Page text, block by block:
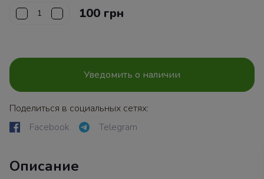
100 грн
Уведомить о наличии
Поделиться в социальных сетях:
Facebook
Telegram
Описание